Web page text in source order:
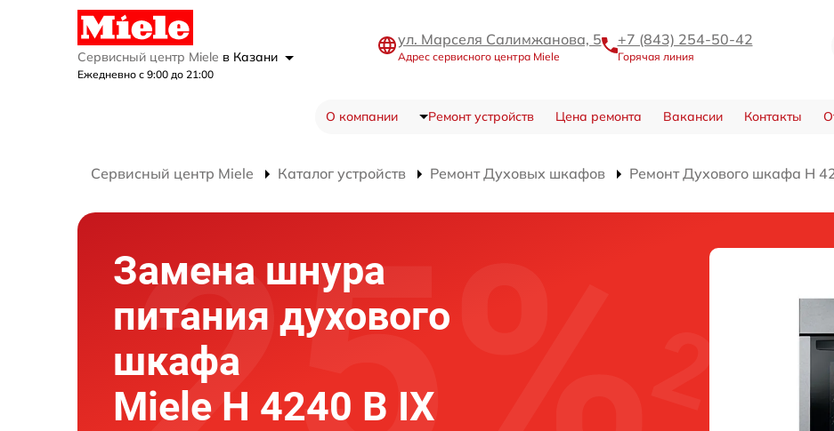
Сервисный центр Miele в Казани
Ежедневно с 9:00 до 21:00
ул. Марселя Салимжанова, 5
Адрес сервисного центра Miele
+7 (843) 254-50-42
Горячая линия
О компании Ремонт устройств Цена ремонта Вакансии Контакты
Сервисный центр Miele Каталог устройств Ремонт Духовых шкафов Ремонт Духового шкафа H
Замена шнура
питания духового
шкафа
Miele H 4240 B IX